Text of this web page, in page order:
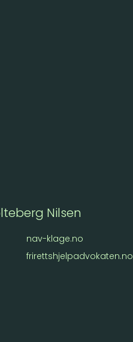
Nilsen
nav-klage.no
frirettshjelpadvokaten.no